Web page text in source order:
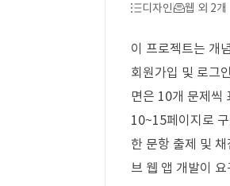
디자인
웹 외 2개
이 프로젝트는 개
회원가입 및 로그
면은 10개 문제씩
10~15페이지로
한 문항 출제 및
브 웹 앱 개발이